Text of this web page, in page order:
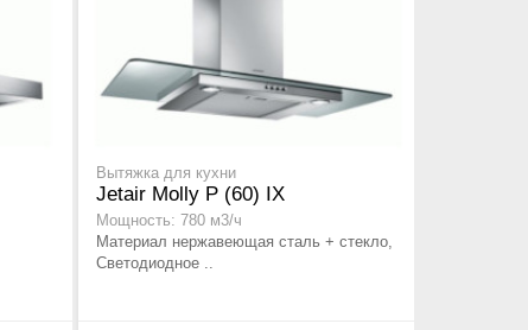
Вытяжка для кухни
Jetair Molly P (60) IX
Мощность: 780 м3/ч
Материал нержавеющая сталь + стекло,
Светодиодное ..